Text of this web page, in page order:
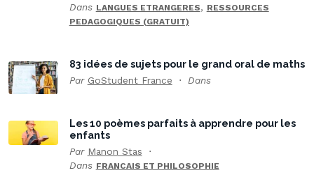
Dans LANGUES ETRANGERES, RESSOURCES
PEDAGOGIQUES (GRATUIT)
83 idées de sujets pour le grand oral de maths
Par GoStudent France Dans
Les 10 poèmes parfaits à apprendre pour les
enfants
Par Manon Stas
Dans FRANCAIS ET PHILOSOPHIE